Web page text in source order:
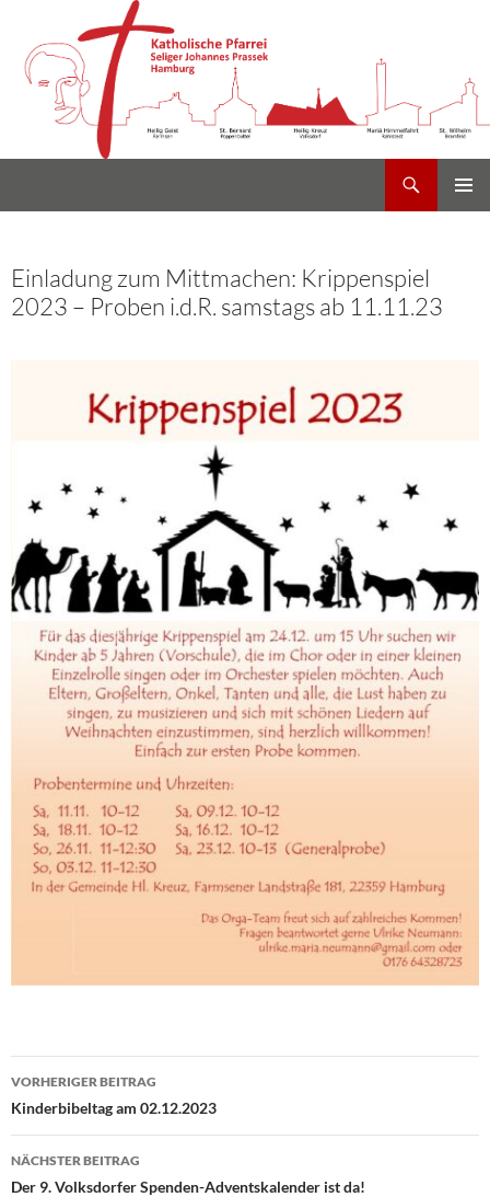
Einladung zum Mittmachen: Krippenspiel
2023 – Proben i.d.R. samstags ab 11.11.23
Beitragsnavigation
VORHERIGER BEITRAG
Kinderbibeltag am 02.12.2023
NÄCHSTER BEITRAG
Der 9. Volksdorfer Spenden-Adventskalender ist da!